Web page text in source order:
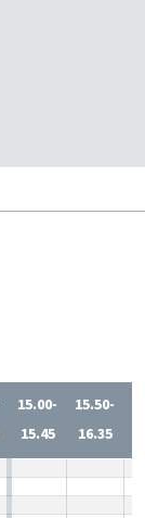
15.00-
15.45
15.50-
16.35